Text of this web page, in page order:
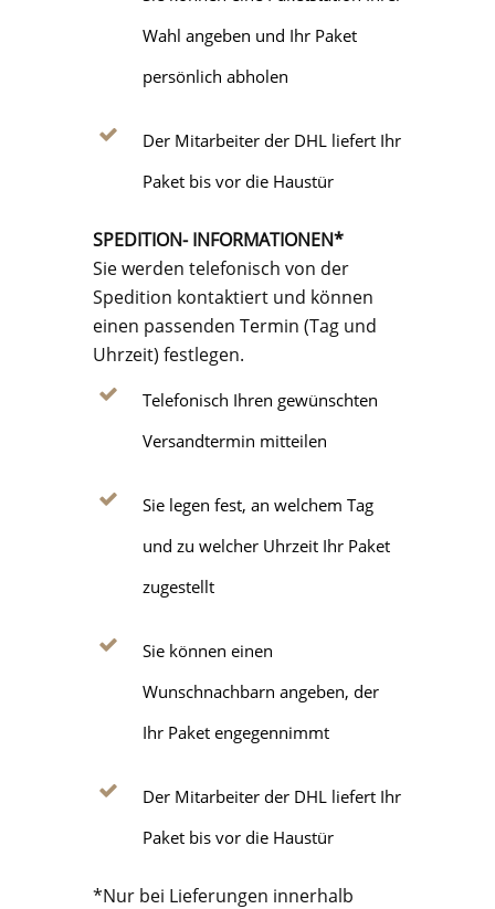
Wahl angeben und Ihr Paket
persönlich abholen
Der Mitarbeiter der DHL liefert Ihr
Paket bis vor die Haustür
SPEDITION- INFORMATIONEN*
Sie werden telefonisch von der
Spedition kontaktiert und können
einen passenden Termin (Tag und
Uhrzeit) festlegen.
Telefonisch Ihren gewünschten
Versandtermin mitteilen
Sie legen fest, an welchem Tag
und zu welcher Uhrzeit Ihr Paket
zugestellt
Sie können einen
Wunschnachbarn angeben, der
Ihr Paket engegennimmt
Der Mitarbeiter der DHL liefert Ihr
Paket bis vor die Haustür
*Nur bei Lieferungen innerhalb